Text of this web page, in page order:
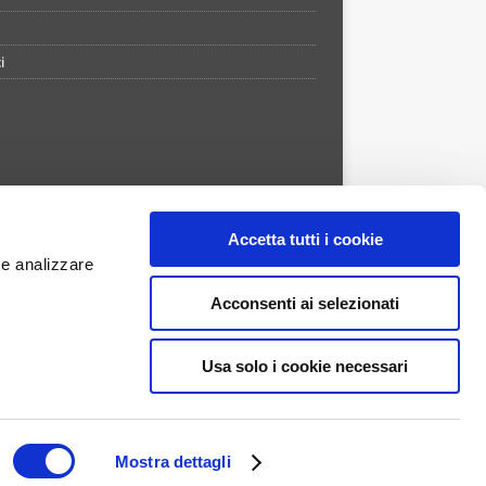
analizzare
Mostra dettagli
Accetta tutti i cookie
Acconsenti ai selezionati
Usa solo i cookie necessari
GOOGLE PLAY
Savaedra 55/27 - 80133 Napoli - Numero REA